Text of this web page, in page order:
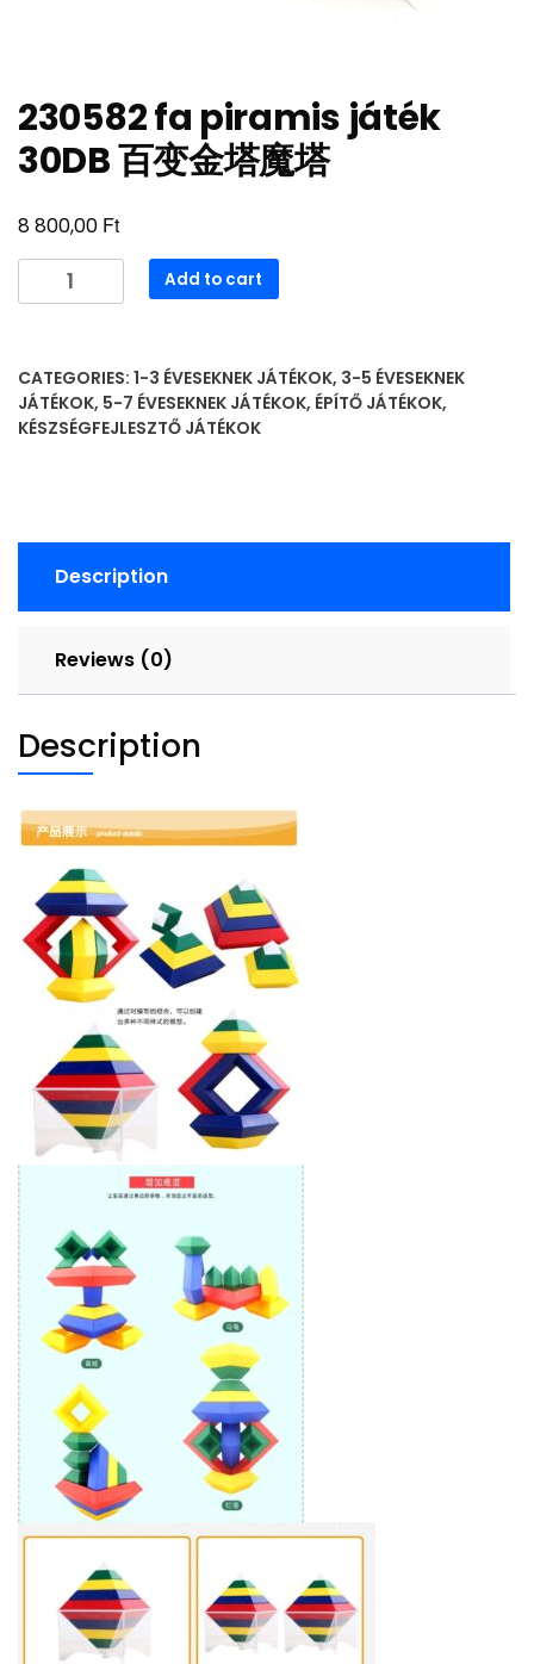
230582 fa piramis játék
30DB 百变金塔魔塔
8 800,00 Ft
230582
fa
30DB
百
变
quantity
Add to cart
CATEGORIES: 1-3 ÉVESEKNEK JÁTÉKOK, 3-5 ÉVESEKNEK
JÁTÉKOK, 5-7 ÉVESEKNEK JÁTÉKOK, ÉPÍTŐ JÁTÉKOK,
KÉSZSÉGFEJLESZTŐ JÁTÉKOK
Description
Reviews (0)
Description